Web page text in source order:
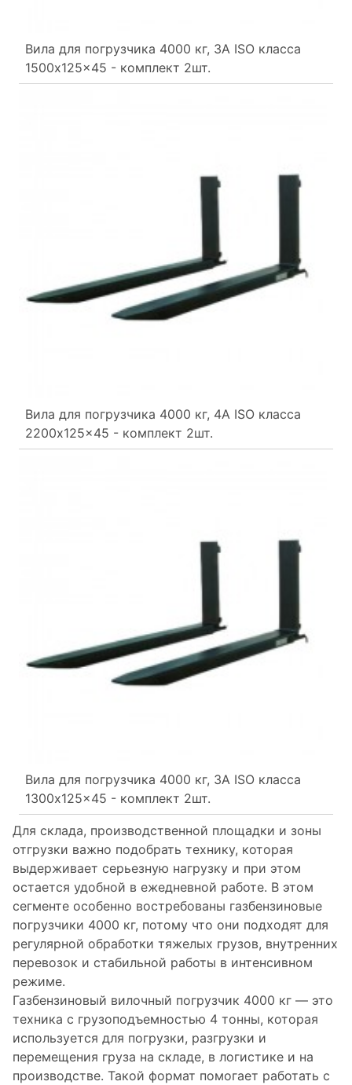
Вила для погрузчика 4000 кг, 3A ISO класса
1500x125x45 - комплект 2шт.
Вила для погрузчика 4000 кг, 4A ISO класса
2200x125x45 - комплект 2шт.
Вила для погрузчика 4000 кг, 3A ISO класса
1300x125x45 - комплект 2шт.
Для склада, производственной площадки и зоны
отгрузки важно подобрать технику, которая
выдерживает серьезную нагрузку и при этом
остается удобной в ежедневной работе. В этом
сегменте особенно востребованы газбензиновые
погрузчики 4000 кг, потому что они подходят для
регулярной обработки тяжелых грузов, внутренних
перевозок и стабильной работы в интенсивном
режиме.
Газбензиновый вилочный погрузчик 4000 кг — это
техника с грузоподъемностью 4 тонны, которая
используется для погрузки, разгрузки и
перемещения груза на складе, в логистике и на
производстве. Такой формат помогает работать с